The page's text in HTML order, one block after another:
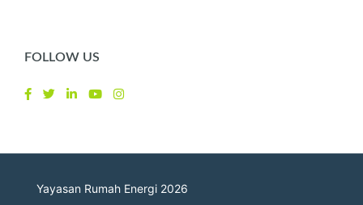
FOLLOW US
Yayasan Rumah Energi 2026